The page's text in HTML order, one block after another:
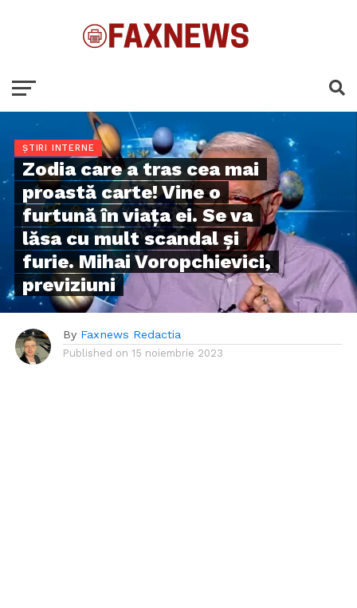
ȘTIRI INTERNE
Zodia care a tras cea mai
proastă carte! Vine o
furtună în viața ei. Se va
lăsa cu mult scandal și
furie. Mihai Voropchievici,
previziuni
By Faxnews Redactia
Published on 15 noiembrie 2023